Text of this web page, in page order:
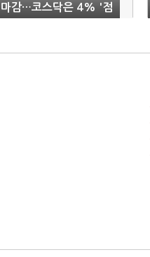
마감…코스닥은 4% '점
프'